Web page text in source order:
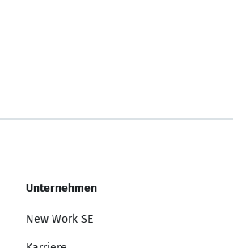
Unternehmen
New Work SE